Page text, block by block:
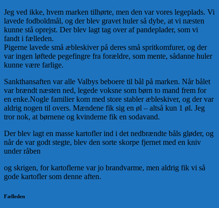
Jeg ved ikke, hvem marken tilhørte, men den var vores legeplads. Vi
lavede fodboldmål, og der blev gravet huler så dybe, at vi næsten
kunne stå oprejst. Der blev lagt tag over af pandeplader, som vi
fandt i fælleden.
Pigerne lavede små æbleskiver på deres små spritkomfurer, og der
var ingen løftede pegefingre fra forældre, som mente, sådanne huler
kunne være farlige.
Sankthansaften var alle Valbys beboere til bål på marken. Når bålet
var brændt næsten ned, legede voksne som børn to mand frem for
en enke.Nogle familier kom med store stabler æbleskiver, og der var
aldrig nogen til overs. Mændene fik sig en øl – altså kun 1 øl. Jeg
tror nok, at børnene og kvinderne fik en sodavand.
Der blev lagt en masse kartofler ind i det nedbrændte båls gløder, og
når de var godt stegte, blev den sorte skorpe fjernet med en kniv
under råben
og skrigen, for kartoflerne var jo brandvarme, men aldrig fik vi så
gode kartofler som denne aften.
Fælleden